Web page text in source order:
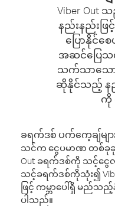
Viber
နည်းနည်းဖြ
ပြောနိုင်
အဆင်ပြေသ
သက်သာသော
ဆိုနိုင်သည့် နည်
ကို
ခရက်ဒစ် ပက်ကေ့ချ်မျာ
သင်က ငွေပမာဏ တစ်ခု
Out ခရက်ဒစ်ကို သင့်ငွ
သင့်ခရက်ဒစ်ကိုသုံး၍
ဖြင့် ကမ္ဘာပေါ်ရှိ မည်သ
ပါသည်။